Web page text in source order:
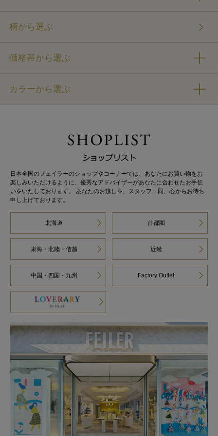
柄から選ぶ
価格帯から選ぶ
カラーから選ぶ
日本全国のフェイラーのショップやコーナーでは、あなたにお買い物をお
楽しみいただけるように、優秀なアドバイザーがあなたに合わせたお手伝
いをいたしております。 あなたのお越しを、スタッフ一同、心からお待ち
申し上げております。
北海道 首都圏
東海・北陸・信越 近畿
中国・四国・九州 Factory Outlet